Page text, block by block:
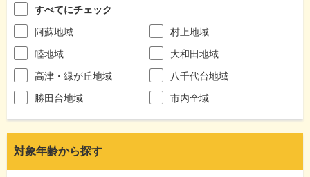
すべてにチェック
阿蘇地域
村上地域
睦地域
大和田地域
高津・緑が丘地域
八千代台地域
勝田台地域
市内全域
対象年齢から探す